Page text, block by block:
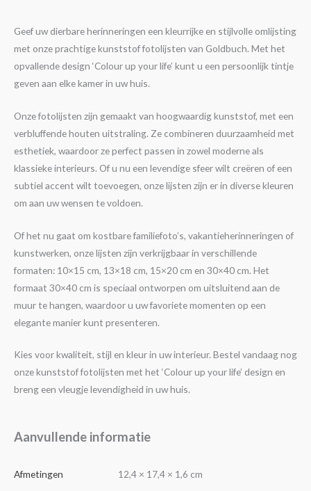
Geef uw dierbare herinneringen een kleurrijke en stijlvolle omlijsting
met onze prachtige kunststof fotolijsten van Goldbuch. Met het
opvallende design ‘Colour up your life’ kunt u een persoonlijk tintje
geven aan elke kamer in uw huis.
Onze fotolijsten zijn gemaakt van hoogwaardig kunststof, met een
verbluffende houten uitstraling. Ze combineren duurzaamheid met
esthetiek, waardoor ze perfect passen in zowel moderne als
klassieke interieurs. Of u nu een levendige sfeer wilt creëren of een
subtiel accent wilt toevoegen, onze lijsten zijn er in diverse kleuren
om aan uw wensen te voldoen.
Of het nu gaat om kostbare familiefoto’s, vakantieherinneringen of
kunstwerken, onze lijsten zijn verkrijgbaar in verschillende
formaten: 10×15 cm, 13×18 cm, 15×20 cm en 30×40 cm. Het
formaat 30×40 cm is speciaal ontworpen om uitsluitend aan de
muur te hangen, waardoor u uw favoriete momenten op een
elegante manier kunt presenteren.
Kies voor kwaliteit, stijl en kleur in uw interieur. Bestel vandaag nog
onze kunststof fotolijsten met het ‘Colour up your life’ design en
breng een vleugje levendigheid in uw huis.
Aanvullende informatie
Afmetingen 12,4 × 17,4 × 1,6 cm